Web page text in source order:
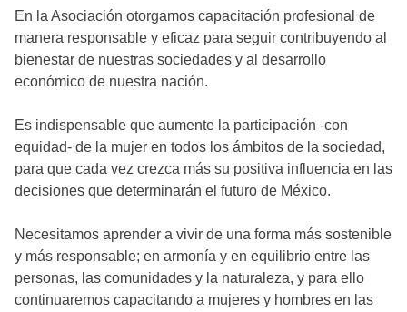
En la Asociación otorgamos capacitación profesional de
manera responsable y eficaz para seguir contribuyendo al
bienestar de nuestras sociedades y al desarrollo
económico de nuestra nación.
Es indispensable que aumente la participación -con
equidad- de la mujer en todos los ámbitos de la sociedad,
para que cada vez crezca más su positiva influencia en las
decisiones que determinarán el futuro de México.
Necesitamos aprender a vivir de una forma más sostenible
y más responsable; en armonía y en equilibrio entre las
personas, las comunidades y la naturaleza, y para ello
continuaremos capacitando a mujeres y hombres en las